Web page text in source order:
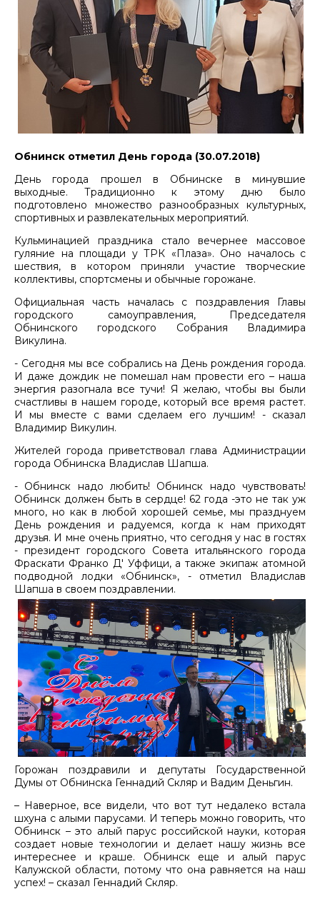
Обнинск отметил День города (30.07.2018)
День города прошел в Обнинске в минувшие
выходные. Традиционно к этому дню было
подготовлено множество разнообразных культурных,
спортивных и развлекательных мероприятий.
Кульминацией праздника стало вечернее массовое
гуляние на площади у ТРК «Плаза». Оно началось с
шествия, в котором приняли участие творческие
коллективы, спортсмены и обычные горожане.
Официальная часть началась с поздравления Главы
городского самоуправления, Председателя
Обнинского городского Собрания Владимира
Викулина.
- Сегодня мы все собрались на День рождения города.
И даже дождик не помешал нам провести его – наша
энергия разогнала все тучи! Я желаю, чтобы вы были
счастливы в нашем городе, который все время растет.
И мы вместе с вами сделаем его лучшим! - сказал
Владимир Викулин.
Жителей города приветствовал глава Администрации
города Обнинска Владислав Шапша.
- Обнинск надо любить! Обнинск надо чувствовать!
Обнинск должен быть в сердце! 62 года -это не так уж
много, но как в любой хорошей семье, мы празднуем
День рождения и радуемся, когда к нам приходят
друзья. И мне очень приятно, что сегодня у нас в гостях
- президент городского Совета итальянского города
Фраскати Франко Д' Уффици, а также экипаж атомной
подводной лодки «Обнинск», - отметил Владислав
Шапша в своем поздравлении.
Горожан поздравили и депутаты Государственной
Думы от Обнинска Геннадий Скляр и Вадим Деньгин.
– Наверное, все видели, что вот тут недалеко встала
шхуна с алыми парусами. И теперь можно говорить, что
Обнинск – это алый парус российской науки, которая
создает новые технологии и делает нашу жизнь все
интереснее и краше. Обнинск еще и алый парус
Калужской области, потому что она равняется на наш
успех! – сказал Геннадий Скляр.